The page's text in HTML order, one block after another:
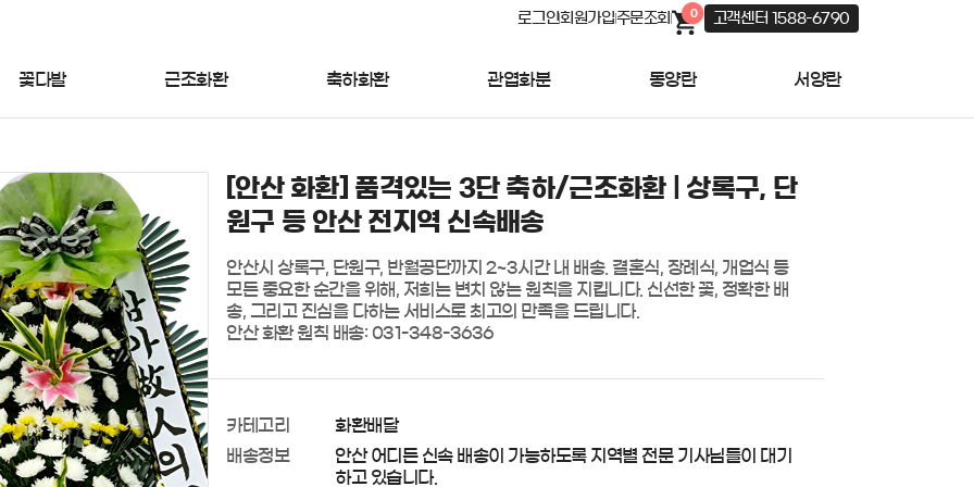
로그인회원가입주문조회 0 고객센터 1588-6790
꽃다발 근조화환 축하화환 관엽화분 동양란 서양란
[안산 화환] 품격있는 3단 축하/근조화환 | 상록구, 단
원구 등 안산 전지역 신속배송
안산시 상록구, 단원구, 반월공단까지 2~3시간 내 배송. 결혼식, 장례식, 개업식 등
모든 중요한 순간을 위해, 저희는 변치 않는 원칙을 지킵니다. 신선한 꽃, 정확한 배
송, 그리고 진심을 다하는 서비스로 최고의 만족을 드립니다.
안산 화환 원칙 배송: 031-348-3636
카테고리
화환배달
배송정보
안산 어디든 신속 배송이 가능하도록 지역별 전문 기사님들이 대기
하고 있습니다.